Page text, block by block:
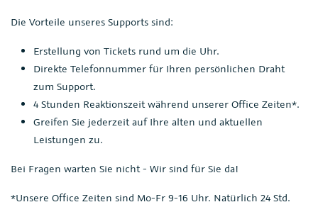
Die Vorteile unseres Supports sind:
Erstellung von Tickets rund um die Uhr.
Direkte Telefonnummer für Ihren persönlichen Draht
zum Support.
4 Stunden Reaktionszeit während unserer Office Zeiten*.
Greifen Sie jederzeit auf Ihre alten und aktuellen
Leistungen zu.
Bei Fragen warten Sie nicht - Wir sind für Sie da!
*Unsere Office Zeiten sind Mo-Fr 9-16 Uhr. Natürlich 24 Std.